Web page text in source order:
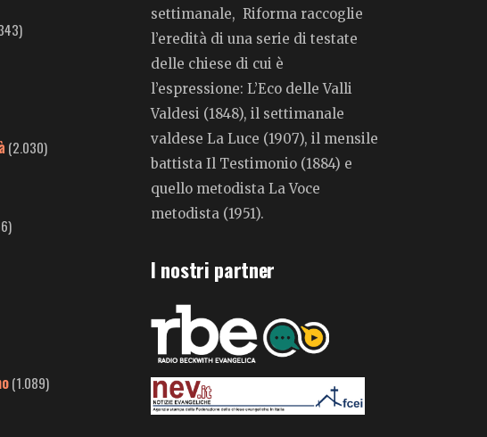
(2.030)
(1.089)
settimanale, Riforma raccoglie
l’eredità di una serie di testate
delle chiese di cui è
l’espressione: L’Eco delle Valli
Valdesi (1848), il settimanale
valdese La Luce (1907), il mensile
battista Il Testimonio (1884) e
quello metodista La Voce
metodista (1951).
I nostri partner